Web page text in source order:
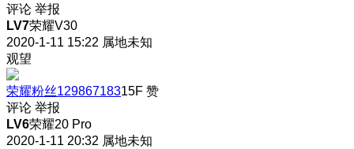
评论 举报
LV7荣耀V30
2020-1-11 15:22 属地未知
观望
荣耀粉丝12986718315F 赞
评论 举报
LV6荣耀20 Pro
2020-1-11 20:32 属地未知